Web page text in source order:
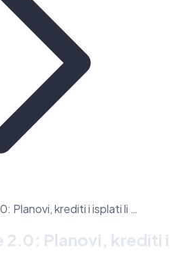
Planovi, krediti i isplati li …
2.0: Planovi, krediti i